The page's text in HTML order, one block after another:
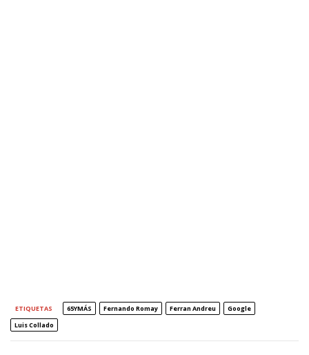
ETIQUETAS 65YMÁS Fernando Romay Ferran Andreu
Google
Luis Collado